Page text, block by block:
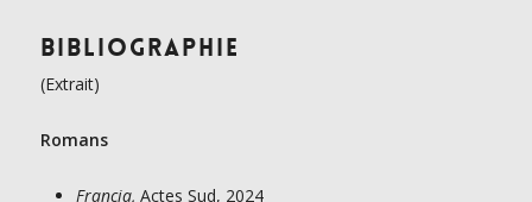
Bibliographie
(Extrait)
Romans
Francia, Actes Sud, 2024